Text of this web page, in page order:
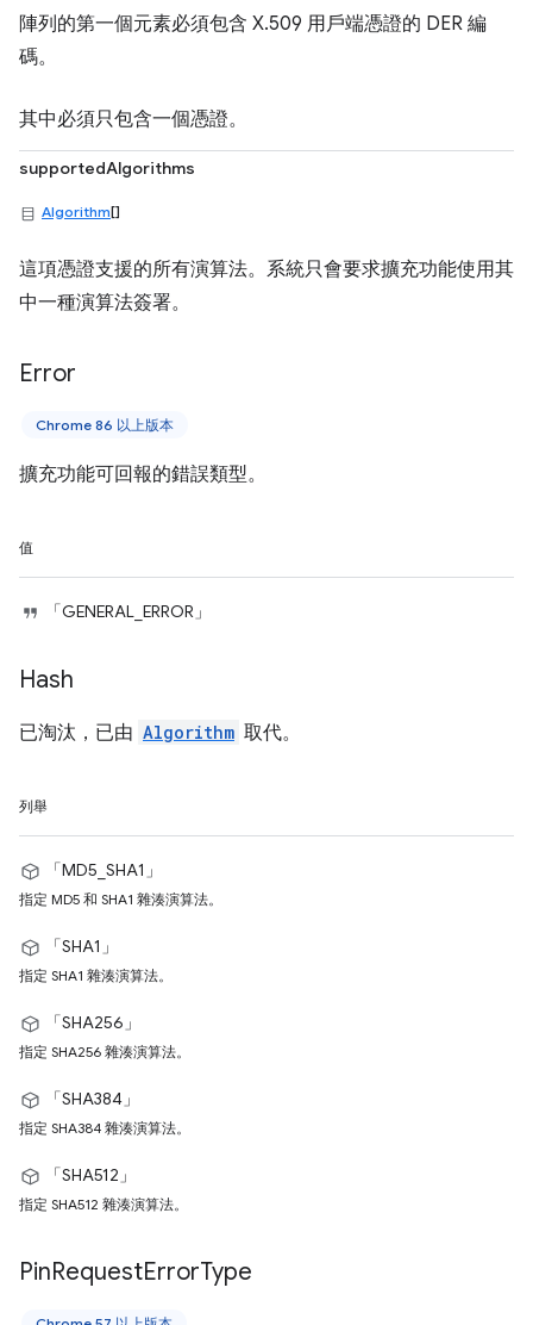
陣列的第一個元素必須包含 X.509 用戶端憑證的 DER 編
碼。
其中必須只包含一個憑證。
supportedAlgorithms
Algorithm[]
這項憑證支援的所有演算法。系統只會要求擴充功能使用其
中一種演算法簽署。
Error
Chrome 86 以上版本
擴充功能可回報的錯誤類型。
值
「GENERAL_ERROR」
Hash
已淘汰，已由 Algorithm 取代。
列舉
「MD5_SHA1」
指定 MD5 和 SHA1 雜湊演算法。
「SHA1」
指定 SHA1 雜湊演算法。
「SHA256」
指定 SHA256 雜湊演算法。
「SHA384」
指定 SHA384 雜湊演算法。
「SHA512」
指定 SHA512 雜湊演算法。
PinRequestErrorType